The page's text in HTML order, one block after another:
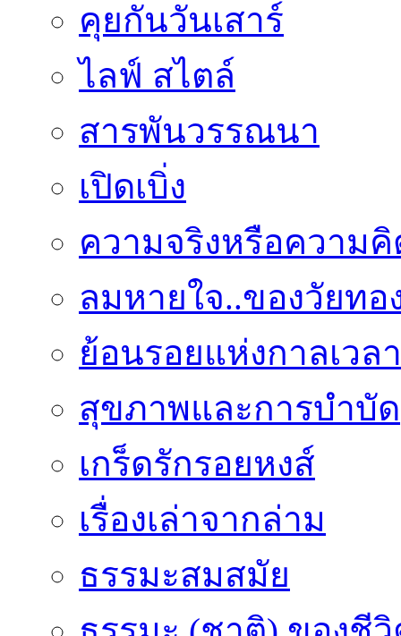
คุยกันวันเสาร์
ไลฟ์ สไตล์
สารพันวรรณนา
เปิดเบิ่ง
ความจริงหรือความ
ลมหายใจ..ของวัยทอ
ย้อนรอยแห่งกาลเวลา
สุขภาพและการบำบัด
เกร็ดรักรอยหงส์
เรื่องเล่าจากล่าม
ธรรมะสมสมัย